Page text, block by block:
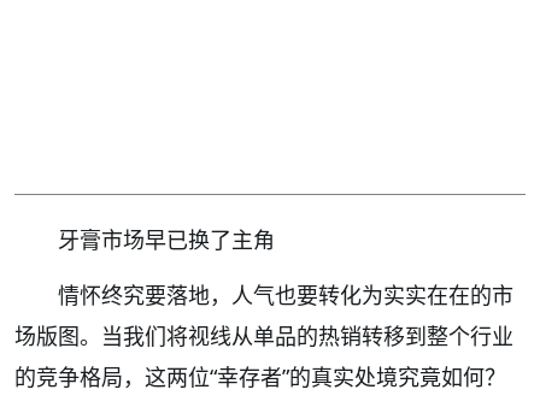
牙膏市场早已换了主角
情怀终究要落地，人气也要转化为实实在在的市
场版图。当我们将视线从单品的热销转移到整个行业
的竞争格局，这两位“幸存者”的真实处境究竟如何？